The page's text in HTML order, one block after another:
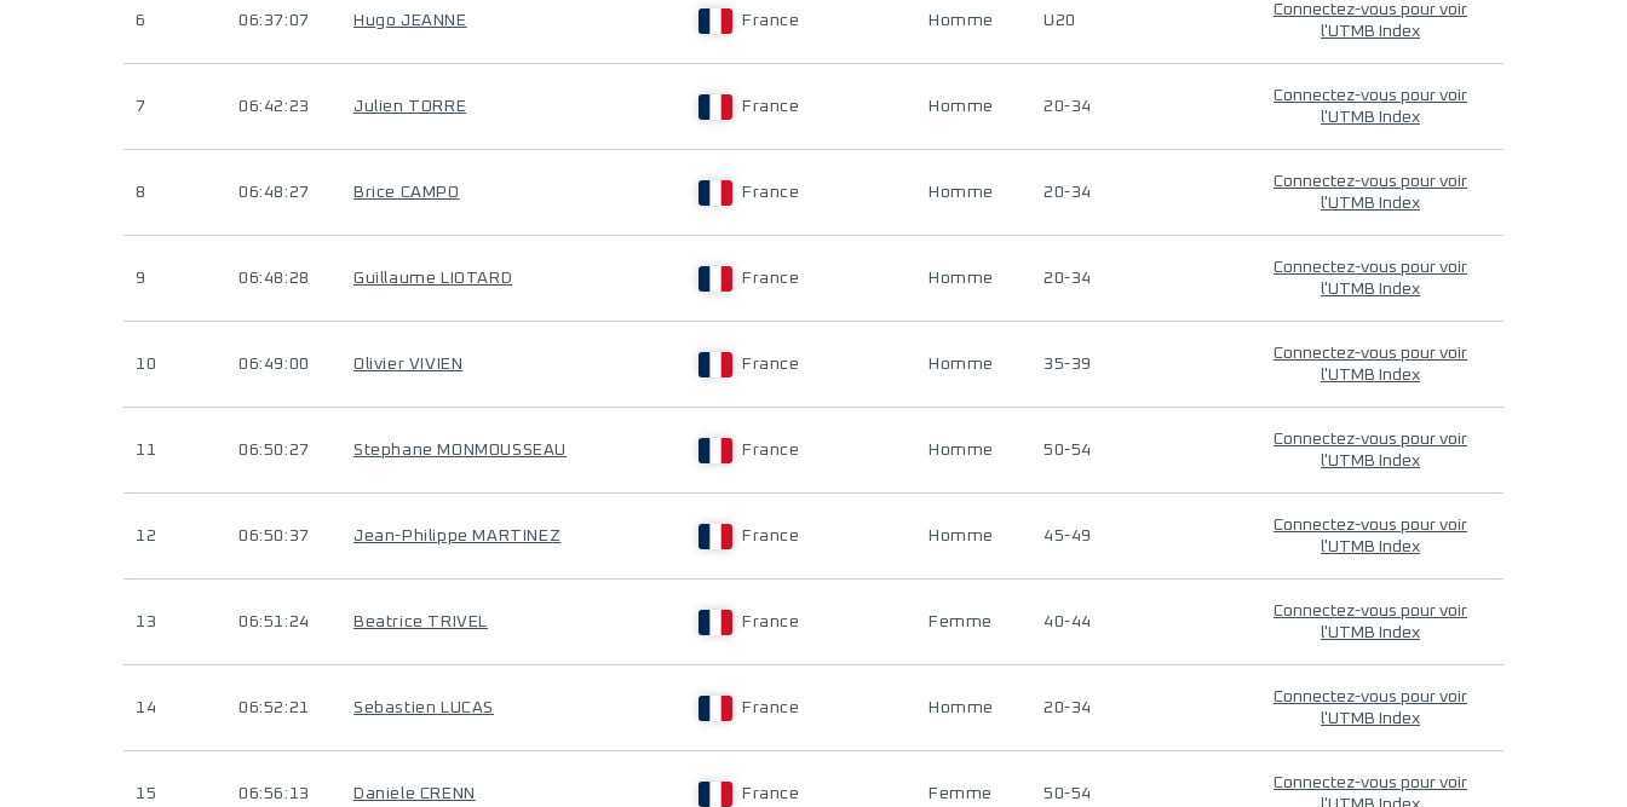
6 06:37:07 Hugo JEANNE France Homme U20
Connectez-vous pour voir
l'UTMB Index
7 06:42:23 Julien TORRE France Homme 20-34
Connectez-vous pour voir
l'UTMB Index
8 06:48:27 Brice CAMPO France Homme 20-34
Connectez-vous pour voir
l'UTMB Index
9 06:48:28 Guillaume LIOTARD France Homme 20-34
Connectez-vous pour voir
l'UTMB Index
10 06:49:00 Olivier VIVIEN France Homme 35-39
Connectez-vous pour voir
l'UTMB Index
11 06:50:27 Stephane MONMOUSSEAU France Homme 50-54
Connectez-vous pour voir
l'UTMB Index
12 06:50:37 Jean-Philippe MARTINEZ France Homme 45-49
Connectez-vous pour voir
l'UTMB Index
13 06:51:24 Beatrice TRIVEL France Femme 40-44
Connectez-vous pour voir
l'UTMB Index
14 06:52:21 Sebastien LUCAS France Homme 20-34
Connectez-vous pour voir
l'UTMB Index
15 06:56:13 Daniele CRENN France Femme 50-54
Connectez-vous pour voir